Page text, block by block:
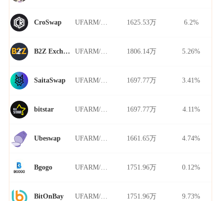
CroSwap 1625.53万 6.2%
B2Z Exchange 1806.14万 5.26%
SaitaSwap 1697.77万 3.41%
bitstar 1697.77万 4.11%
Ubeswap 1661.65万 4.74%
Bgogo 1751.96万 0.12%
BitOnBay 1751.96万 9.73%